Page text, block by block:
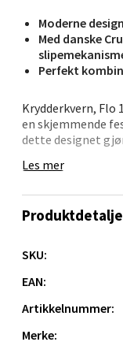
Moderne
Med danske
Perfekt
Krydderkvern, Flo
en skjemmende
dette designet
funksjon huser
kornets integritet
Basert i Tsjekkia
tidlig på 1700-
Tsjekkerne er
deres er de
Les mer
SKU:
EAN:
Artikkelnummer:
Merke:
Bergen -
Folke
Åpent i dag
Oppdal -
Aunasenteret,